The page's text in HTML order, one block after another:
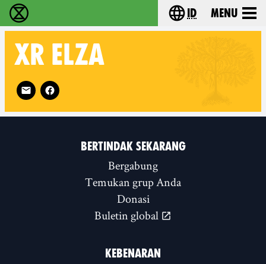
Extinction Rebellion (XR–Pemberontakan
Choose your
id Menu
XR ELZA
Follow XR ELZA on
BERTINDAK SEKARANG
Bergabung
Temukan grup Anda
Donasi
Buletin global
KEBENARAN